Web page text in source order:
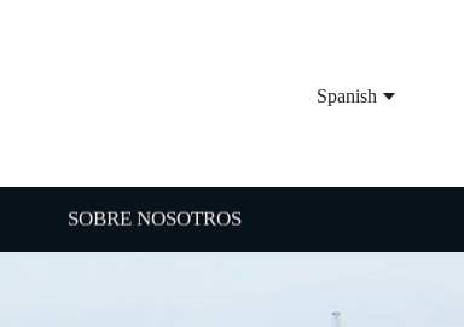
Spanish
SOBRE NOSOTROS